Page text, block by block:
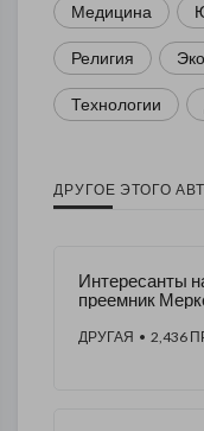
Медицина
Религия
Технологии
ДРУГОЕ ЭТОГО
Интересанты
преемник
Навального
ДРУГАЯ • 2,436